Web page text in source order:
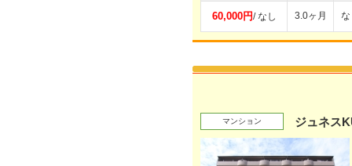
60,000円/ なし 3.0ヶ月
マンション ジュネス